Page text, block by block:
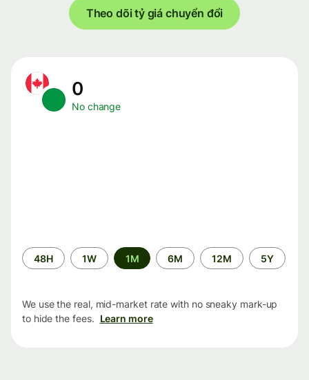
Theo dõi tỷ giá chuyển đổi
0
No change
Time
period
48H 1W 1M 6M 12M 5Y
We use the real, mid-market rate with no sneaky mark-up
to hide the fees. Learn more